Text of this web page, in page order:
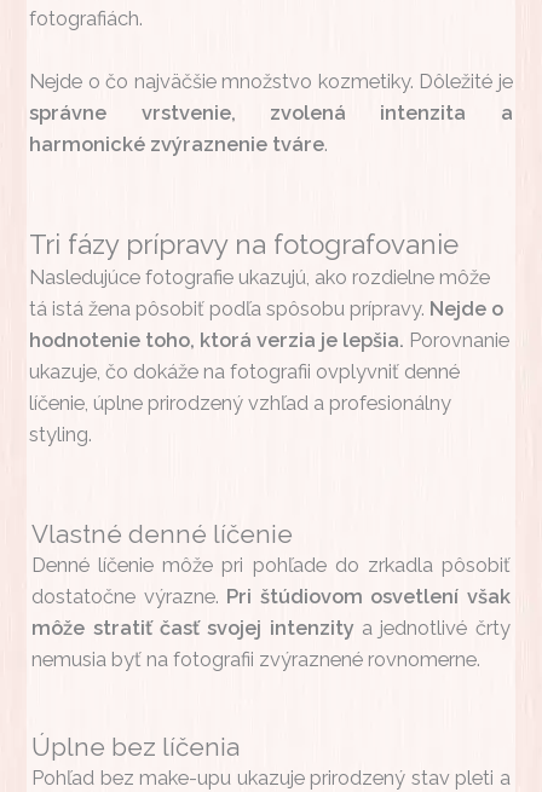
fotografiách.
Nejde o čo najväčšie množstvo kozmetiky. Dôležité je
správne vrstvenie, zvolená intenzita a
harmonické zvýraznenie tváre.
Tri fázy prípravy na fotografovanie
Nasledujúce fotografie ukazujú, ako rozdielne môže
tá istá žena pôsobiť podľa spôsobu prípravy. Nejde o
hodnotenie toho, ktorá verzia je lepšia. Porovnanie
ukazuje, čo dokáže na fotografii ovplyvniť denné
líčenie, úplne prirodzený vzhľad a profesionálny
styling.
Vlastné denné líčenie
Denné líčenie môže pri pohľade do zrkadla pôsobiť
dostatočne výrazne. Pri štúdiovom osvetlení však
môže stratiť časť svojej intenzitya jednotlivé črty
nemusia byť na fotografii zvýraznené rovnomerne.
Úplne bez líčenia
Pohľad bez make-upu ukazuje prirodzený stav pleti a